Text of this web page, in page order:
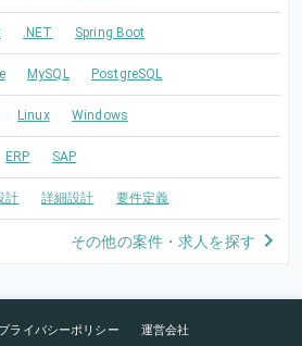
.NET Spring Boot
MySQL PostgreSQL
Linux Windows
ERP SAP
計 詳細設計 要件定義
その他の案件・求人を探す
プライバシーポリシー 運営会社